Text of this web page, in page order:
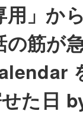
用」か
の筋が
た日